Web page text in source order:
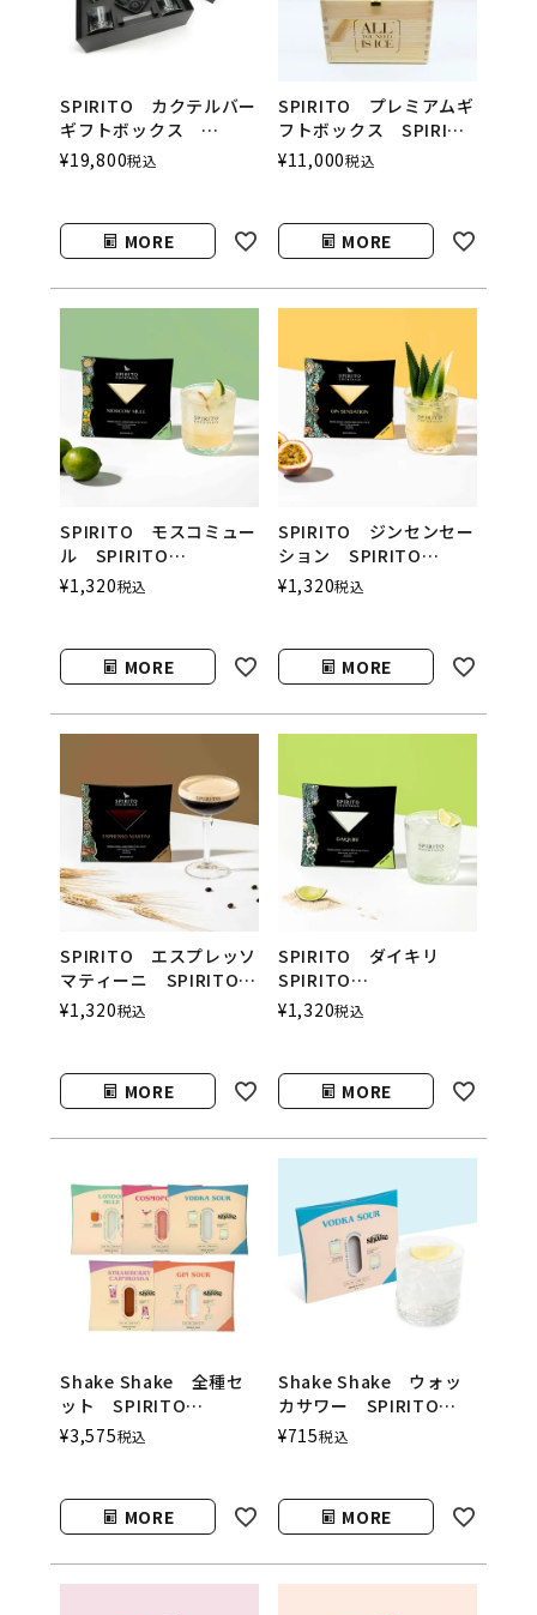
SPIRITO カクテルバー
ギフトボックス
SPIRITO
COCKTAILS（スピリッ
¥19,800税込
MORE
SPIRITO プレミアムギ
フトボックス SPIRITO
COCKTAILS（スピリッ
トカクテルズ）
¥11,000税込
MORE
SPIRITO モスコミュー
ル SPIRITO
COCKTAILS（スピリッ
トカクテルズ）
¥1,320税込
MORE
SPIRITO ジンセンセー
ション SPIRITO
COCKTAILS（スピリッ
トカクテルズ）
¥1,320税込
MORE
SPIRITO エスプレッソ
マティーニ SPIRITO
COCKTAILS（スピリッ
トカクテルズ）
¥1,320税込
MORE
SPIRITO ダイキリ
SPIRITO
COCKTAILS（スピリッ
トカクテルズ）
¥1,320税込
MORE
Shake Shake 全種セ
ット SPIRITO
COCKTAILS（シェイク
シェイク／スピリットカ
¥3,575税込
MORE
Shake Shake ウォッ
カサワー SPIRITO
COCKTAILS（シェイク
¥715税込
MORE